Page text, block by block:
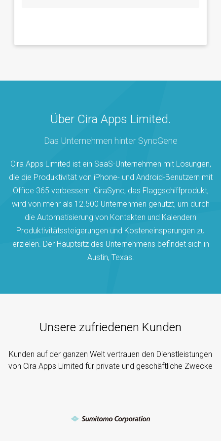
Über Cira Apps Limited.
Das Unternehmen hinter SyncGene
Cira Apps Limited ist ein SaaS-Unternehmen mit Lösungen,
die die Produktivität von iPhone- und Android-Benutzern mit
Office 365 verbessern. CiraSync, das Flaggschiffprodukt,
wird von mehr als 12.500 Unternehmen genutzt, um durch
die Automatisierung von Kontakten und Kalendern
Produktivitätssteigerungen und Kosteneinsparungen zu
erzielen. Der Hauptsitz des Unternehmens befindet sich in
Austin, Texas.
Unsere zufriedenen Kunden
Kunden auf der ganzen Welt vertrauen den Dienstleistungen
von Cira Apps Limited für private und geschäftliche Zwecke